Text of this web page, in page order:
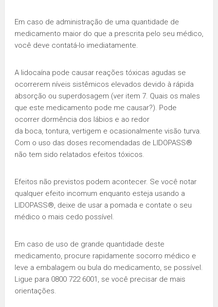
Em caso de administração de uma quantidade de
medicamento maior do que a prescrita pelo seu médico,
você deve contatá-lo imediatamente.
A lidocaína pode causar reações tóxicas agudas se
ocorrerem níveis sistêmicos elevados devido à rápida
absorção ou superdosagem (ver item 7. Quais os males
que este medicamento pode me causar?). Pode
ocorrer dormência dos lábios e ao redor
da boca, tontura, vertigem e ocasionalmente visão turva.
Com o uso das doses recomendadas de LIDOPASS®
não tem sido relatados efeitos tóxicos.
Efeitos não previstos podem acontecer. Se você notar
qualquer efeito incomum enquanto esteja usando a
LIDOPASS®, deixe de usar a pomada e contate o seu
médico o mais cedo possível.
Em caso de uso de grande quantidade deste
medicamento, procure rapidamente socorro médico e
leve a embalagem ou bula do medicamento, se possível.
Ligue para 0800 722 6001, se você precisar de mais
orientações.